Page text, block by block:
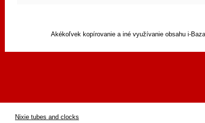
Akékoľvek kopírovanie a iné využívanie obsahu i-
Nixie tubes and clocks